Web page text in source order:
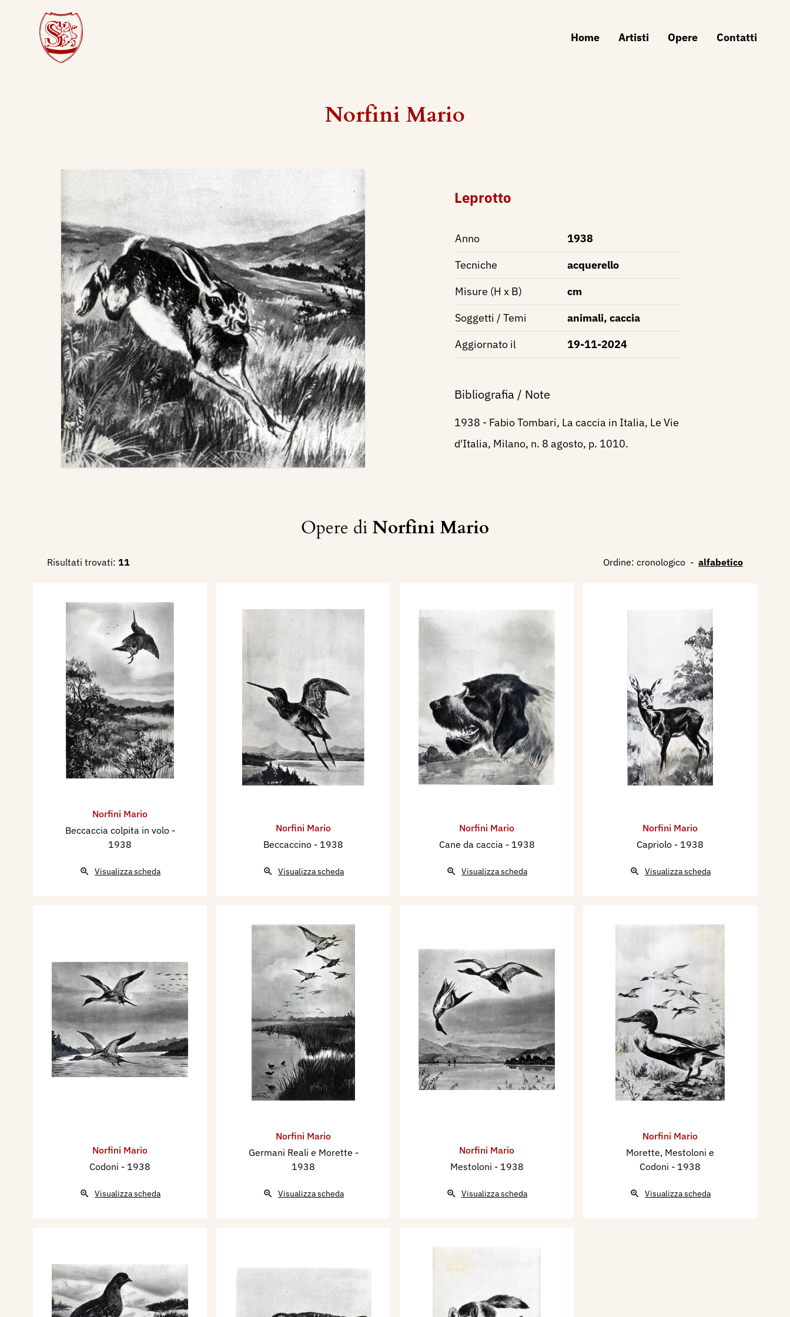
Home Artisti Opere Contatti
Norfini Mario
Leprotto
Anno
1938
Tecniche
acquerello
Misure (H x B)
cm
Soggetti / Temi
animali, caccia
Aggiornato il
19-11-2024
Bibliografia / Note
1938 - Fabio Tombari, La caccia in Italia, Le Vie
d'Italia, Milano, n. 8 agosto, p. 1010.
Opere di Norfini Mario
Risultati trovati: 11 Ordine: cronologico - alfabetico
Norfini Mario
Beccaccia colpita in volo -
1938
Visualizza scheda
Norfini Mario
Beccaccino - 1938
Visualizza scheda
Norfini Mario
Cane da caccia - 1938
Visualizza scheda
Norfini Mario
Capriolo - 1938
Visualizza scheda
Norfini Mario
Codoni - 1938
Visualizza scheda
Norfini Mario
Germani Reali e Morette -
1938
Visualizza scheda
Norfini Mario
Mestoloni - 1938
Visualizza scheda
Norfini Mario
Morette, Mestoloni e
Codoni - 1938
Visualizza scheda